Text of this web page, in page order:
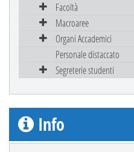
Facoltà
Macroaree
Organi Accademici
Personale distaccato
Segreterie studenti
Info